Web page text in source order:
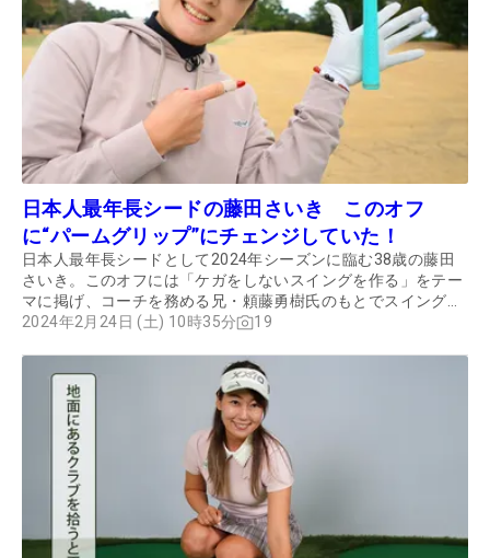
日本人最年長シードの藤田さいき このオフ
に“パームグリップ”にチェンジしていた！
日本人最年長シードとして2024年シーズンに臨む38歳の藤田
さいき。このオフには「ケガをしないスイングを作る」をテー
マに掲げ、コーチを務める兄・頼藤勇樹氏のもとでスイング改
造に取り組んだ。その中身とは？
2024年2月24日 (土) 10時35分 19